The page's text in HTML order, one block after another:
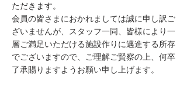
ただきます。
会員の皆さまにおかれましては誠に申し訳ご
ざいませんが、スタッフ一同、皆様により一
層ご満足いただける施設作りに邁進する所存
でございますので、ご理解ご賢察の上、何卒
了承賜りますようお願い申し上げます。